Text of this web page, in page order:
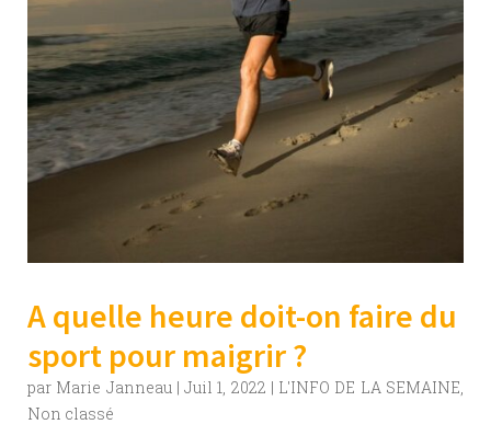
A quelle heure doit-on faire du
sport pour maigrir ?
par Marie Janneau|Juil 1, 2022 | L'INFO DE LA SEMAINE,
Non classé